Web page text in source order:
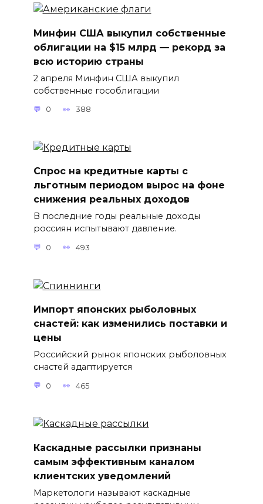
Минфин США выкупил собственные
облигации на $15 млрд — рекорд за
всю историю страны
2 апреля Минфин США выкупил
собственные гособлигации
0 388
Спрос на кредитные карты с
льготным периодом вырос на фоне
снижения реальных доходов
В последние годы реальные доходы
россиян испытывают давление.
0 493
Импорт японских рыболовных
снастей: как изменились поставки и
цены
Российский рынок японских рыболовных
снастей адаптируется
0 465
Каскадные рассылки признаны
самым эффективным каналом
клиентских уведомлений
Маркетологи называют каскадные